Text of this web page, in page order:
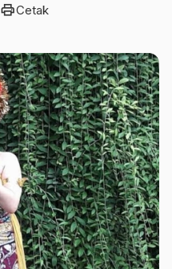
printCetak